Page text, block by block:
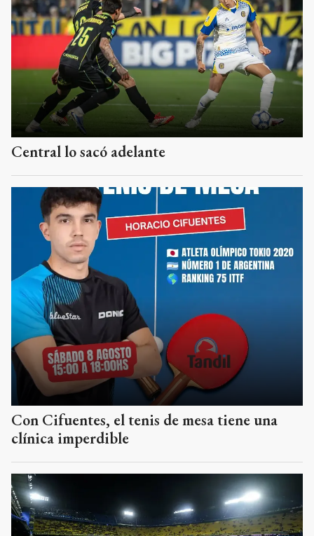
Central lo sacó adelante
Con Cifuentes, el tenis de mesa tiene una
clínica imperdible